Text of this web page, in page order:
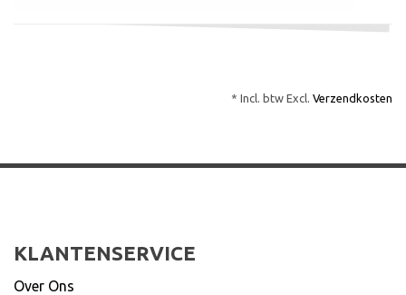
* Incl. btw Excl. Verzendkosten
KLANTENSERVICE
Over Ons